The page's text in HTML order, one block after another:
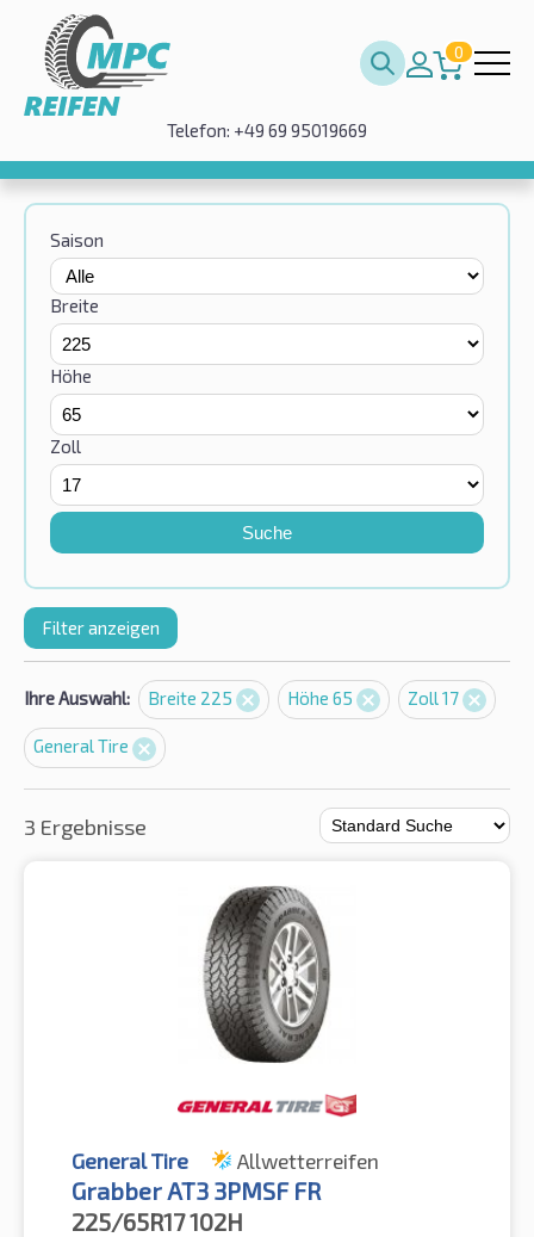
0
Telefon: +49 69 95019669
Saison
Breite
Höhe
Zoll
Suche
Filter anzeigen
Ihre Auswahl: Breite 225 Höhe 65 Zoll 17
General Tire
3 Ergebnisse
General Tire Allwetterreifen
Grabber AT3 3PMSF FR
225/65R17102H